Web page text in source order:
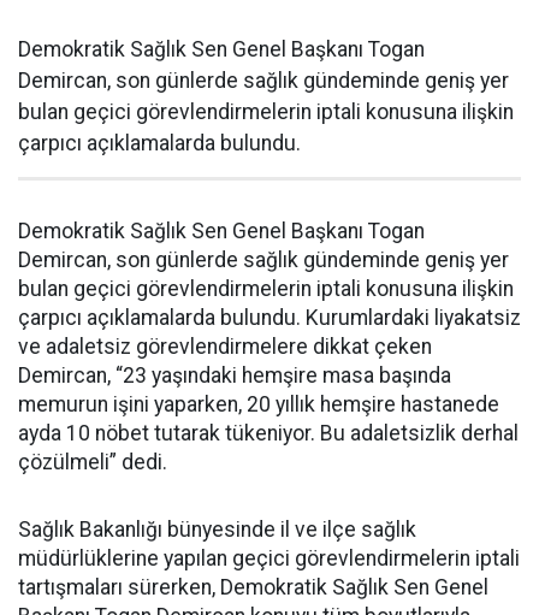
Demokratik Sağlık Sen Genel Başkanı Togan
Demircan, son günlerde sağlık gündeminde geniş yer
bulan geçici görevlendirmelerin iptali konusuna ilişkin
çarpıcı açıklamalarda bulundu.
Demokratik Sağlık Sen Genel Başkanı Togan
Demircan, son günlerde sağlık gündeminde geniş yer
bulan geçici görevlendirmelerin iptali konusuna ilişkin
çarpıcı açıklamalarda bulundu. Kurumlardaki liyakatsiz
ve adaletsiz görevlendirmelere dikkat çeken
Demircan, “23 yaşındaki hemşire masa başında
memurun işini yaparken, 20 yıllık hemşire hastanede
ayda 10 nöbet tutarak tükeniyor. Bu adaletsizlik derhal
çözülmeli” dedi.
Sağlık Bakanlığı bünyesinde il ve ilçe sağlık
müdürlüklerine yapılan geçici görevlendirmelerin iptali
tartışmaları sürerken, Demokratik Sağlık Sen Genel